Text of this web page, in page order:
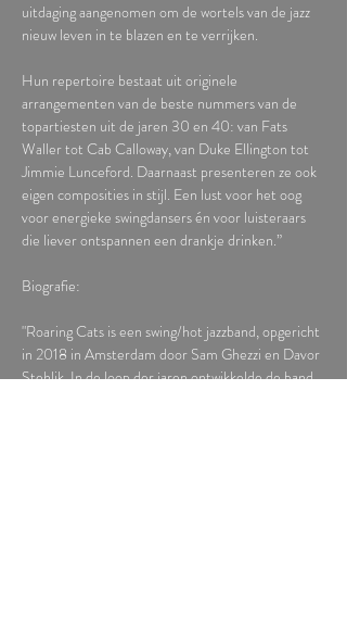
uitdaging aangenomen om de wortels van de jazz
nieuw leven in te blazen en te verrijken.
Hun repertoire bestaat uit originele
arrangementen van de beste nummers van de
topartiesten uit de jaren 30 en 40: van Fats
Waller tot Cab Calloway, van Duke Ellington tot
Jimmie Lunceford. Daarnaast presenteren ze ook
eigen composities in stijl. Een lust voor het oog
voor energieke swingdansers én voor luisteraars
die liever ontspannen een drankje drinken.”
Biografie:
"Roaring Cats is een swing/hot jazzband, opgericht
in 2018 in Amsterdam door Sam Ghezzi en Davor
Stehlik. In de loop der jaren ontwikkelde de band,